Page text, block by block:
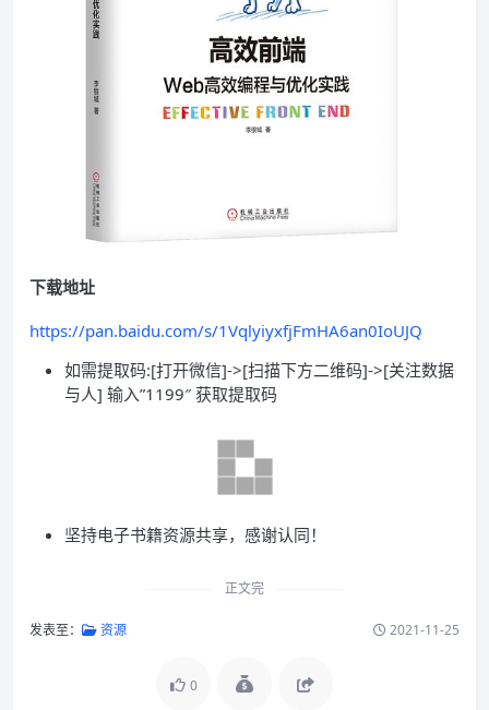
下载地址
https://pan.baidu.com/s/1VqlyiyxfjFmHA6an0IoUJQ
如需提取码:[打开微信]->[扫描下方二维码]->[关注数据
与人] 输入”1199″ 获取提取码
坚持电子书籍资源共享，感谢认同！
正文完
发表至： 资源 2021-11-25
0